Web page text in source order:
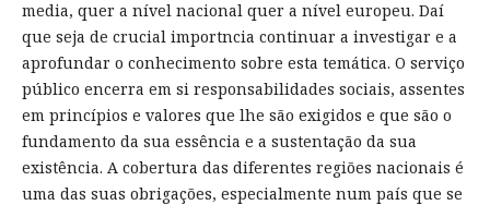
media, quer a nível nacional quer a nível europeu. Daí
que seja de crucial importncia continuar a investigar e a
aprofundar o conhecimento sobre esta temática. O serviço
público encerra em si responsabilidades sociais, assentes
em princípios e valores que lhe são exigidos e que são o
fundamento da sua essência e a sustentação da sua
existência. A cobertura das diferentes regiões nacionais é
uma das suas obrigações, especialmente num país que se